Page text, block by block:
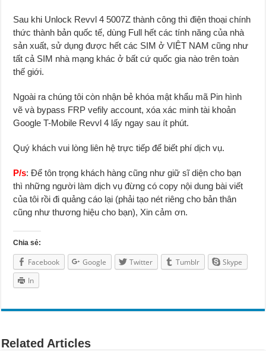
Sau khi Unlock Revvl 4 5007Z thành công thì điện thoại chính
thức thành bản quốc tế, dùng Full hết các tính năng của nhà
sản xuất, sử dụng được hết các SIM ở VIỆT NAM cũng như
tất cả SIM nhà mạng khác ở bất cứ quốc gia nào trên toàn
thế giới.
Ngoài ra chúng tôi còn nhận bẻ khóa mật khẩu mã Pin hình
vẽ và bypass FRP vefily account, xóa xác minh tài khoản
Google T-Mobile Revvl 4 lấy ngay sau ít phút.
Quý khách vui lòng liên hệ trực tiếp để biết phí dịch vụ.
P/s: Để tôn trọng khách hàng cũng như giữ sĩ diện cho bạn
thì những người làm dịch vụ đừng có copy nội dung bài viết
của tôi rồi đi quảng cáo lại (phải tạo nét riêng cho bản thân
cũng như thương hiệu cho bạn), Xin cảm ơn.
Chia sẻ:
Facebook Google Twitter Tumblr
Skype
In
Related Articles